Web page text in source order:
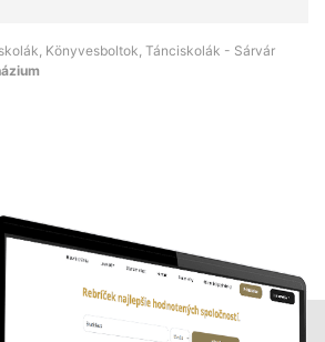
Könyvesboltok, Tánciskolák - Sárvár